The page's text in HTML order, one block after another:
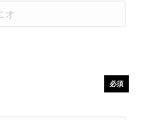
必須